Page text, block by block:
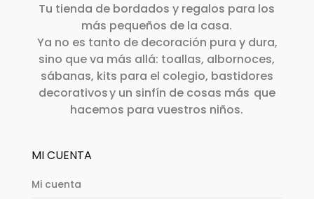
Tu tienda de bordados y regalos para los
más pequeños de la casa.
Ya no es tanto de decoración pura y dura,
sino que va más allá: toallas, albornoces,
sábanas, kits para el colegio, bastidores
decorativos y un sinfín de cosas más que
hacemos para vuestros niños.
MI CUENTA
Mi cuenta